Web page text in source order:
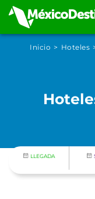
Inicio Hoteles
LLEGADA